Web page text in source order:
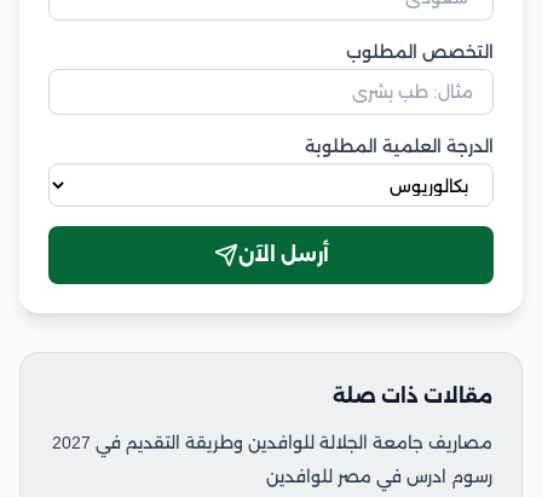
التخصص المطلوب
الدرجة العلمية المطلوبة
أرسل الآن
مقالات ذات صلة
مصاريف جامعة الجلالة للوافدين وطريقة التقديم في 2027
رسوم ادرس في مصر للوافدين